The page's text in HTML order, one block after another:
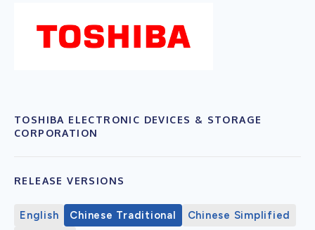
TOSHIBA ELECTRONIC DEVICES & STORAGE
CORPORATION
RELEASE VERSIONS
English Chinese Traditional
Chinese Simplified